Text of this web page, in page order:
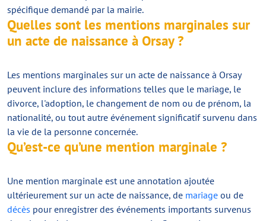
spécifique demandé par la mairie.
Quelles sont les mentions marginales sur
un acte de naissance à Orsay ?
Les mentions marginales sur un acte de naissance à Orsay
peuvent inclure des informations telles que le mariage, le
divorce, l'adoption, le changement de nom ou de prénom, la
nationalité, ou tout autre événement significatif survenu dans
la vie de la personne concernée.
Qu’est-ce qu’une mention marginale ?
Une mention marginale est une annotation ajoutée
ultérieurement sur un acte de naissance, de mariage ou de
décès pour enregistrer des événements importants survenus